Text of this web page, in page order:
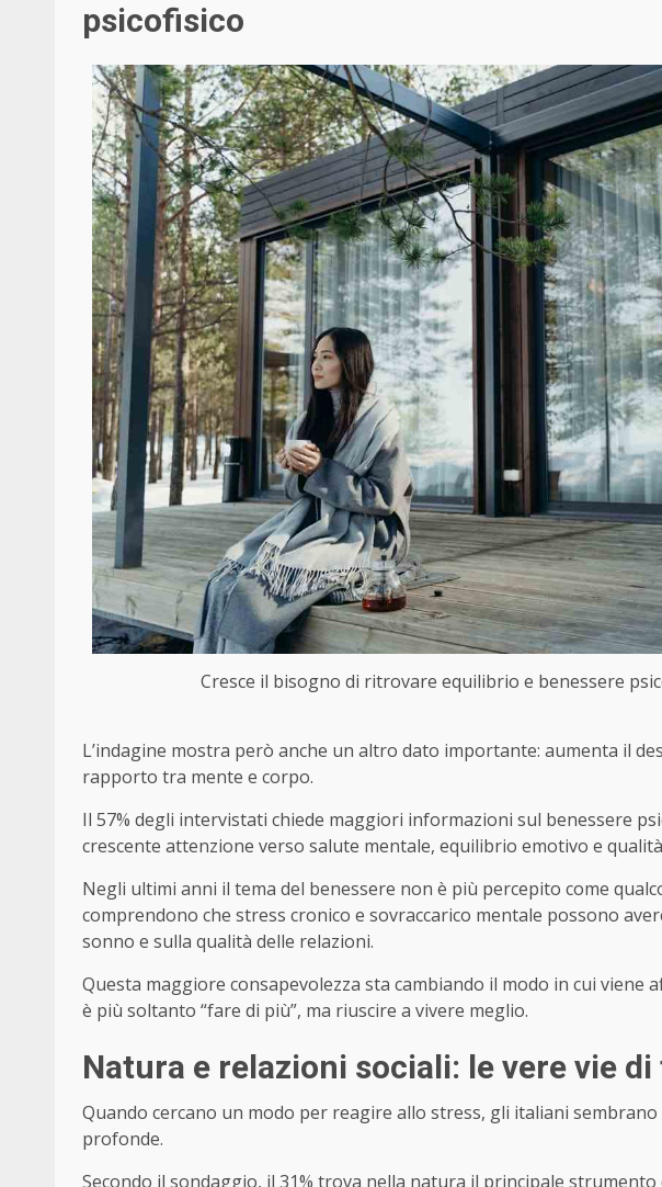
psicofisico
Cresce il bisogno di ritrovare equilibrio e benessere
L’indagine mostra però anche un altro dato importante: aumenta il
rapporto tra mente e corpo.
Il 57% degli intervistati chiede maggiori informazioni sul benessere
crescente attenzione verso salute mentale, equilibrio emotivo e
Negli ultimi anni il tema del benessere non è più percepito come
comprendono che stress cronico e sovraccarico mentale possono
sonno e sulla qualità delle relazioni.
Questa maggiore consapevolezza sta cambiando il modo in cui
è più soltanto “fare di più”, ma riuscire a vivere meglio.
Natura e relazioni sociali: le vere vie
Quando cercano un modo per reagire allo stress, gli italiani
profonde.
Secondo il sondaggio, il 31% trova nella natura il principale